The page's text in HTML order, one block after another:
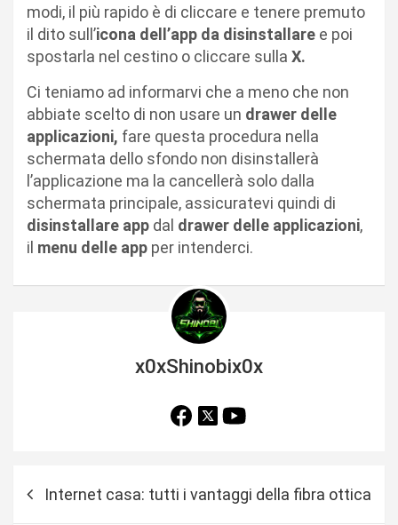
modi, il più rapido è di cliccare e tenere premuto
il dito sull’icona dell’app da disinstallare e poi
spostarla nel cestino o cliccare sulla X.
Ci teniamo ad informarvi che a meno che non
abbiate scelto di non usare un drawer delle
applicazioni, fare questa procedura nella
schermata dello sfondo non disinstallerà
l’applicazione ma la cancellerà solo dalla
schermata principale, assicuratevi quindi di
disinstallare app dal drawer delle applicazioni,
il menu delle app per intenderci.
x0xShinobix0x
Internet casa: tutti i vantaggi della fibra ottica